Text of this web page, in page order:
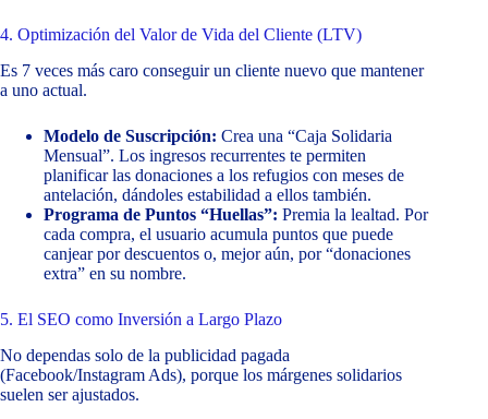
4. Optimización del Valor de Vida del Cliente (LTV)
Es 7 veces más caro conseguir un cliente nuevo que mantener
a uno actual.
Modelo de Suscripción: Crea una “Caja Solidaria
Mensual”. Los ingresos recurrentes te permiten
planificar las donaciones a los refugios con meses de
antelación, dándoles estabilidad a ellos también.
Programa de Puntos “Huellas”: Premia la lealtad. Por
cada compra, el usuario acumula puntos que puede
canjear por descuentos o, mejor aún, por “donaciones
extra” en su nombre.
5. El SEO como Inversión a Largo Plazo
No dependas solo de la publicidad pagada
(Facebook/Instagram Ads), porque los márgenes solidarios
suelen ser ajustados.